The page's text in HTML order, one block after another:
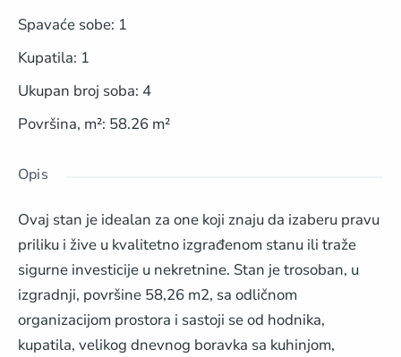
Spavaće sobe: 1
Kupatila: 1
Ukupan broj soba: 4
Površina, m²: 58.26 m²
Opis
Ovaj stan je idealan za one koji znaju da izaberu pravu
priliku i žive u kvalitetno izgrađenom stanu ili traže
sigurne investicije u nekretnine. Stan je trosoban, u
izgradnji, površine 58,26 m2, sa odličnom
organizacijom prostora i sastoji se od hodnika,
kupatila, velikog dnevnog boravka sa kuhinjom,